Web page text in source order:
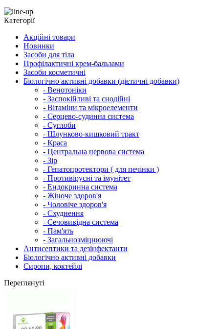
Категорії
Акційні товари
Новинки
Засоби для тіла
Профілактичні крем-бальзами
Засоби косметичні
Біологічно активні добавки (дієтичні добавки)
- Венотоніки
- Заспокійливі та снодійні
- Вітаміни та мікроелементи
- Серцево-судинна система
- Суглоби
- Шлунково-кишковий тракт
- Краса
- Центральна нервова система
- Зір
- Гепатопротектори ( для печінки )
- Противірусні та імунітет
- Ендокринна система
- Жіноче здоров'я
- Чоловіче здоров'я
- Схуднення
- Сечовивідна система
- Пам'ять
- Загальнозміцнюючі
Антисептики та дезінфектанти
Біологічно активні добавки
Сиропи, коктейлі
Переглянуті